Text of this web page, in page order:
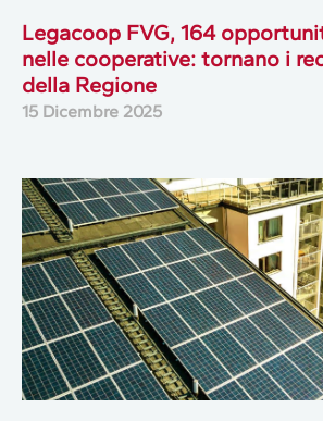
Legacoop FVG, 164
nelle cooperative: tornano i
della Regione
15 Dicembre 2025